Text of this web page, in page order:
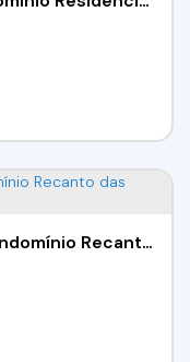
Casa com 02 Dormitórios - Condomínio Recanto das Graças I - Cotia/SP